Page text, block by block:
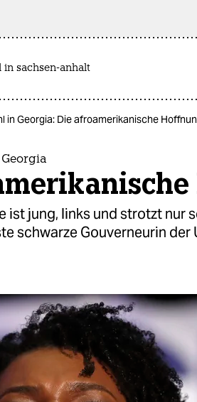
in sachsen-anhalt
in Georgia: Die afroamerikanische
ist jung, links und strotzt nur
schwarze Gouverneurin der